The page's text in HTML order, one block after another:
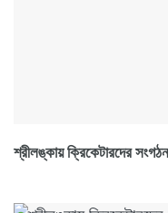
শ্রীলঙ্কায় ক্রিকেটারদের